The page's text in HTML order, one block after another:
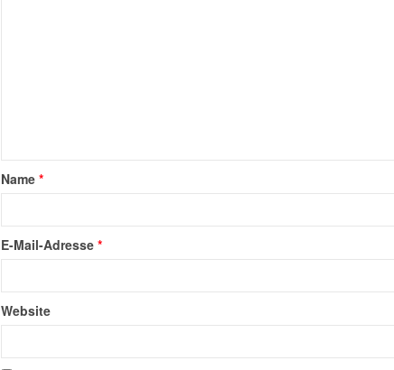
Name *
E-Mail-Adresse *
Website